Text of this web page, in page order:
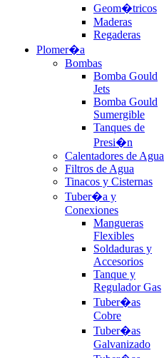
Geom�tricos
Maderas
Regaderas
Plomer�a
Bombas
Bomba Gould
Jets
Bomba Gould
Sumergible
Tanques de
Presi�n
Calentadores de Agua
Filtros de Agua
Tinacos y Cisternas
Tuber�a y
Conexiones
Mangueras
Flexibles
Soldaduras y
Accesorios
Tanque y
Regulador Gas
Tuber�as
Cobre
Tuber�as
Galvanizado